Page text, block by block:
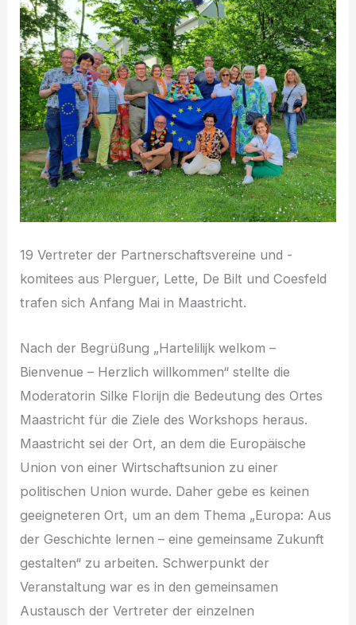
19 Vertreter der Partnerschaftsvereine und -
komitees aus Plerguer, Lette, De Bilt und Coesfeld
trafen sich Anfang Mai in Maastricht.
Nach der Begrüßung „Hartelilijk welkom –
Bienvenue – Herzlich willkommen“ stellte die
Moderatorin Silke Florijn die Bedeutung des Ortes
Maastricht für die Ziele des Workshops heraus.
Maastricht sei der Ort, an dem die Europäische
Union von einer Wirtschaftsunion zu einer
politischen Union wurde. Daher gebe es keinen
geeigneteren Ort, um an dem Thema „Europa: Aus
der Geschichte lernen – eine gemeinsame Zukunft
gestalten“ zu arbeiten. Schwerpunkt der
Veranstaltung war es in den gemeinsamen
Austausch der Vertreter der einzelnen